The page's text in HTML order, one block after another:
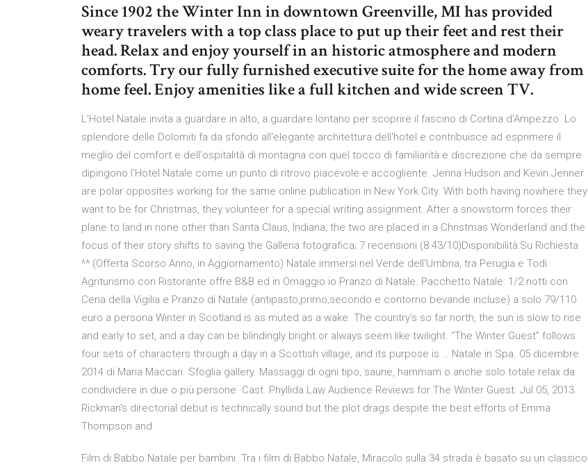
Since 1902 the Winter Inn in downtown Greenville, MI has provided
weary travelers with a top class place to put up their feet and rest their
head. Relax and enjoy yourself in an historic atmosphere and modern
comforts. Try our fully furnished executive suite for the home away from
home feel. Enjoy amenities like a full kitchen and wide screen TV.
L'Hotel Natale invita a guardare in alto, a guardare lontano per scoprire il fascino di Cortina d'Ampezzo. Lo
splendore delle Dolomiti fa da sfondo all'elegante architettura dell'hotel e contribuisce ad esprimere il
meglio del comfort e dell'ospitalità di montagna con quel tocco di familiarità e discrezione che da sempre
dipingono l'Hotel Natale come un punto di ritrovo piacevole e accogliente. Jenna Hudson and Kevin Jenner
are polar opposites working for the same online publication in New York City. With both having nowhere they
want to be for Christmas, they volunteer for a special writing assignment. After a snowstorm forces their
plane to land in none other than Santa Claus, Indiana, the two are placed in a Christmas Wonderland and the
focus of their story shifts to saving the Galleria fotografica; 7 recensioni (8.43/10)Disponibilità:Su Richiesta
^^ (Offerta Scorso Anno, in Aggiornamento) Natale immersi nel Verde dell'Umbria, tra Perugia e Todi
Agriturismo con Ristorante offre B&B ed in Omaggio io Pranzo di Natale. Pacchetto Natale: 1/2 notti con
Cena della Vigilia e Pranzo di Natale (antipasto,primo,secondo e contorno bevande incluse) a solo 79/110
euro a persona Winter in Scotland is as muted as a wake. The country's so far north, the sun is slow to rise
and early to set, and a day can be blindingly bright or always seem like twilight. “The Winter Guest” follows
four sets of characters through a day in a Scottish village, and its purpose is … Natale in Spa. 05 dicembre
2014 di Maria Maccari. Sfoglia gallery. Massaggi di ogni tipo, saune, hammam o anche solo totale relax da
condividere in due o più persone. Cast. Phyllida Law Audience Reviews for The Winter Guest. Jul 05, 2013.
Rickman's directorial debut is technically sound but the plot drags despite the best efforts of Emma
Thompson and
Film di Babbo Natale per bambini. Tra i film di Babbo Natale, Miracolo sulla 34 strada è basato su un classico